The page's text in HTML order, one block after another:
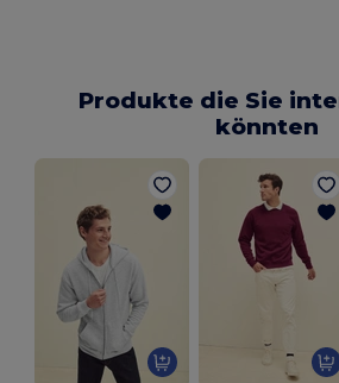
Produkte die Sie
könnten